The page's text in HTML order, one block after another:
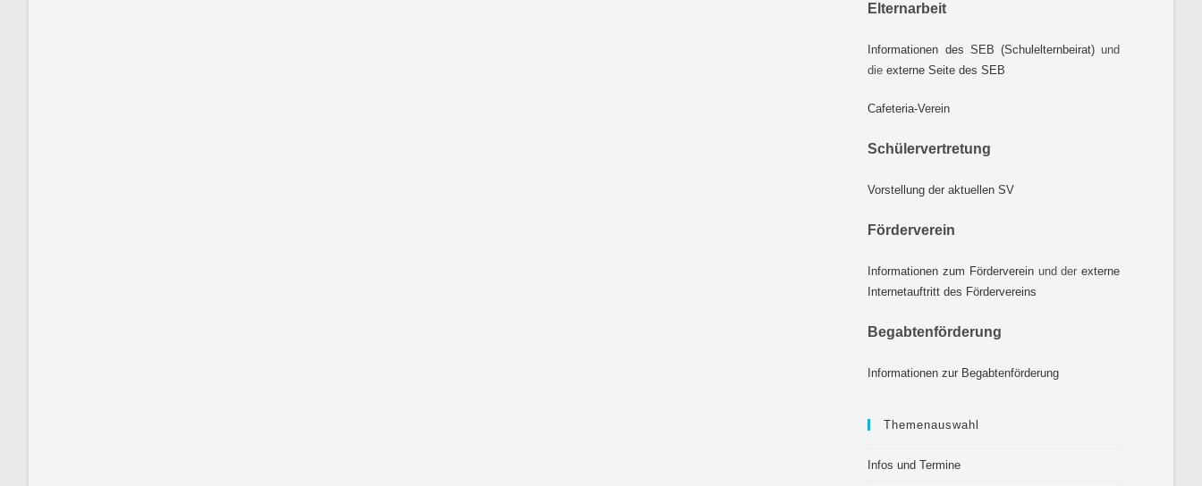
Elternarbeit
Informationen des SEB (Schulelternbeirat)und
dieexterne Seite des SEB
Cafeteria-Verein
Schülervertretung
Vorstellung der aktuellen SV
Förderverein
Informationen zum Förderverein und der externe
Internetauftritt des Fördervereins
Begabtenförderung
Informationen zur Begabtenförderung
Themenauswahl
Infos und Termine